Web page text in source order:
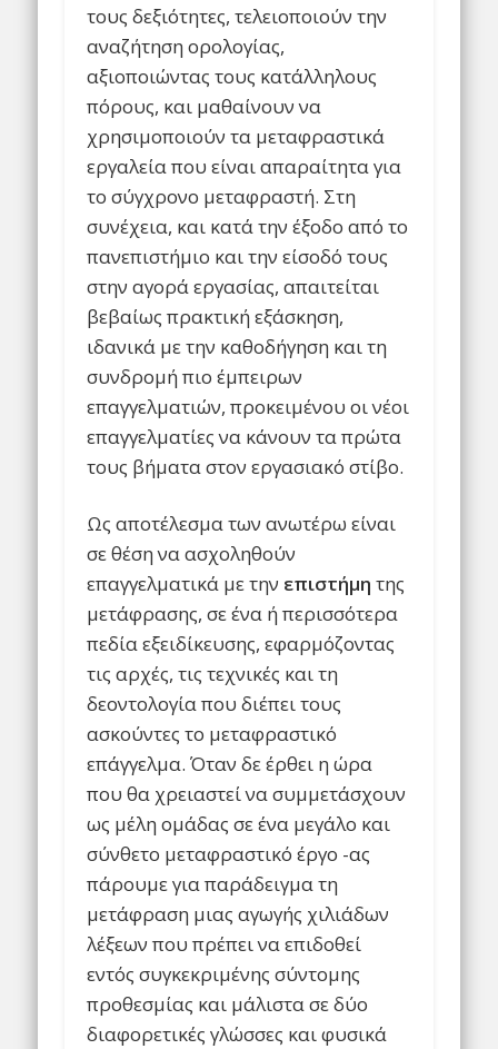
τους δεξιότητες, τελειοποιούν την
αναζήτηση ορολογίας,
αξιοποιώντας τους κατάλληλους
πόρους, και μαθαίνουν να
χρησιμοποιούν τα μεταφραστικά
εργαλεία που είναι απαραίτητα για
το σύγχρονο μεταφραστή. Στη
συνέχεια, και κατά την έξοδο από το
πανεπιστήμιο και την είσοδό τους
στην αγορά εργασίας, απαιτείται
βεβαίως πρακτική εξάσκηση,
ιδανικά με την καθοδήγηση και τη
συνδρομή πιο έμπειρων
επαγγελματιών, προκειμένου οι νέοι
επαγγελματίες να κάνουν τα πρώτα
τους βήματα στον εργασιακό στίβο.
Ως αποτέλεσμα των ανωτέρω είναι
σε θέση να ασχοληθούν
επαγγελματικά με την επιστήμη της
μετάφρασης, σε ένα ή περισσότερα
πεδία εξειδίκευσης, εφαρμόζοντας
τις αρχές, τις τεχνικές και τη
δεοντολογία που διέπει τους
ασκούντες το μεταφραστικό
επάγγελμα. Όταν δε έρθει η ώρα
που θα χρειαστεί να συμμετάσχουν
ως μέλη ομάδας σε ένα μεγάλο και
σύνθετο μεταφραστικό έργο -ας
πάρουμε για παράδειγμα τη
μετάφραση μιας αγωγής χιλιάδων
λέξεων που πρέπει να επιδοθεί
εντός συγκεκριμένης σύντομης
προθεσμίας και μάλιστα σε δύο
διαφορετικές γλώσσες και φυσικά